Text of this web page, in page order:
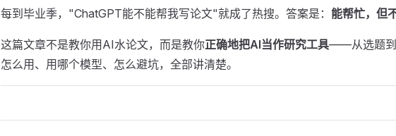
每到毕业季，"ChatGPT能不能帮我写论文"就成了热搜。答案是： 能帮忙，但
这篇文章不是教你用AI水论文，而是教你正确地把AI当作研究工具——从选题到
怎么用、用哪个模型、怎么避坑，全部讲清楚。